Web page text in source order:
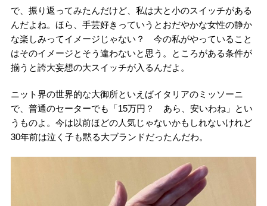
で、振り返ってみたんだけど、私は大と小のスイッチがある
んだよね。ほら、手芸好きっていうとおだやかな女性の静か
な楽しみってイメージじゃない？ 今の私がやっていること
はそのイメージとそう違わないと思う。ところがある条件が
揃うと誇大妄想の大スイッチが入るんだよ。
ニット界の世界的な大御所といえばイタリアのミッソーニ
で、普通のセーターでも「15万円？ あら、安いわね」とい
うものよ。今は以前ほどの人気じゃないかもしれないけれど
30年前は泣く子も黙る大ブランドだったんだわ。